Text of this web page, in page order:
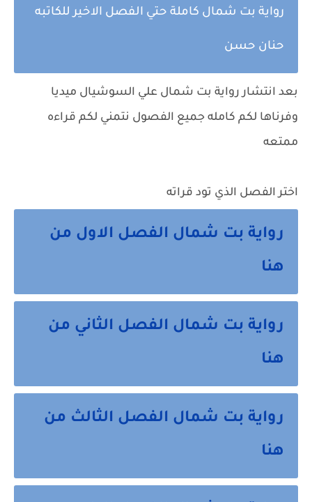
رواية بت شمال كاملة حتي الفصل الاخير للكاتبه
حنان حسن
بعد انتشار رواية بت شمال علي السوشيال ميديا
وفرناها لكم كامله جميع الفصول نتمني لكم قراءه
ممتعه
اختر الفصل الذي تود قراته
رواية بت شمال الفصل الاول من
هنا
رواية بت شمال الفصل الثاني من
هنا
رواية بت شمال الفصل الثالث من
هنا